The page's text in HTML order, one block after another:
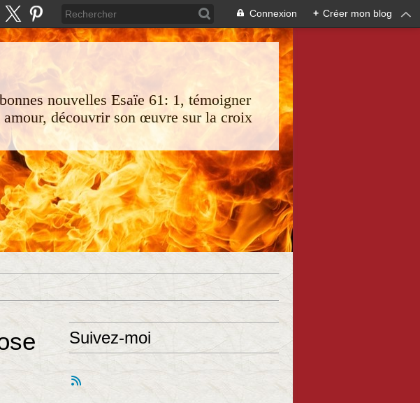
Connexion + Créer mon blog
nouvelles Esaïe 61: 1, témoigner
découvrir son œuvre sur la croix
Suivez-moi